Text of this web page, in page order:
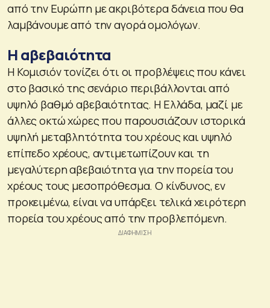
από την Ευρώπη με ακριβότερα δάνεια που θα
λαμβάνουμε από την αγορά ομολόγων.
Η αβεβαιότητα
Η Κομισιόν τονίζει ότι οι προβλέψεις που κάνει
στο βασικό της σενάριο περιβάλλονται από
υψηλό βαθμό αβεβαιότητας. Η Ελλάδα, μαζί με
άλλες οκτώ χώρες που παρουσιάζουν ιστορικά
υψηλή μεταβλητότητα του χρέους και υψηλό
επίπεδο χρέους, αντιμετωπίζουν και τη
μεγαλύτερη αβεβαιότητα για την πορεία του
χρέους τους μεσοπρόθεσμα. Ο κίνδυνος, εν
προκειμένω, είναι να υπάρξει τελικά χειρότερη
πορεία του χρέους από την προβλεπόμενη.